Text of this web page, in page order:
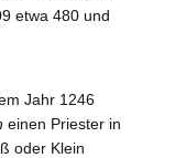
etwa 480 und
Jahr 1246
einen Priester in
oder Klein